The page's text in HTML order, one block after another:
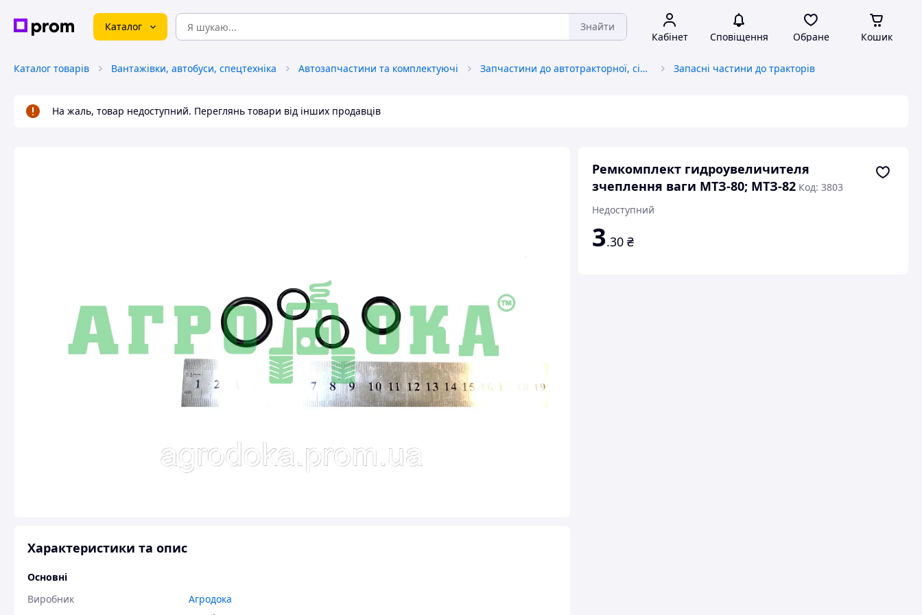
Каталог Знайти
Кабінет Сповіщення Обране Кошик
Каталог товарів Вантажівки, автобуси, спецтехніка Автозапчастини та комплектуючі Запчастини до автотракторної, сільськогосподарської спецтехніки Запасні частини до тракторів
На жаль, товар недоступний. Переглянь товари від інших продавців
Ремкомплект гидроувеличителя
зчеплення ваги МТЗ-80; МТЗ-82 Код: 3803
Недоступний
3.30 ₴
Характеристики та опис
Основні
Виробник
Агродока